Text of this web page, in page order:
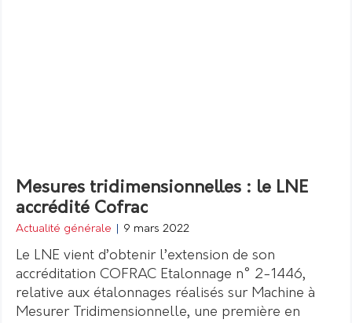
Mesures tridimensionnelles : le LNE
accrédité Cofrac
Actualité générale 9 mars 2022
Le LNE vient d’obtenir l’extension de son
accréditation COFRAC Etalonnage n° 2-1446,
relative aux étalonnages réalisés sur Machine à
Mesurer Tridimensionnelle, une première en